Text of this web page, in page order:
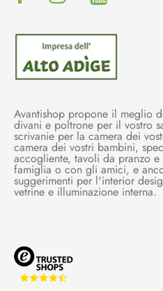
Avantishop propone il meglio
divani e poltrone per il vostro
scrivanie per la camera dei
camera dei vostri bambini,
accogliente, tavoli da pranzo
famiglia o con gli amici, e
suggerimenti per l'interior
vetrine e illuminazione interna.